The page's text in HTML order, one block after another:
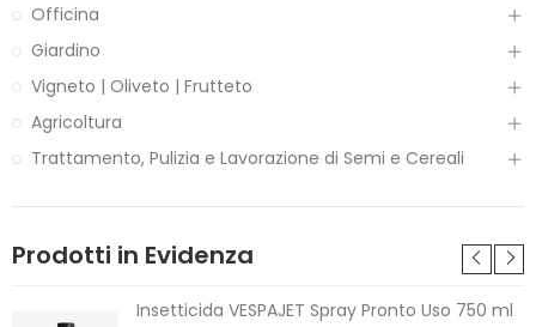
Officina
Giardino
Vigneto | Oliveto | Frutteto
Agricoltura
Trattamento, Pulizia e Lavorazione di Semi e Cereali
Prodotti in Evidenza
Insetticida VESPAJET Spray Pronto Uso 750 ml